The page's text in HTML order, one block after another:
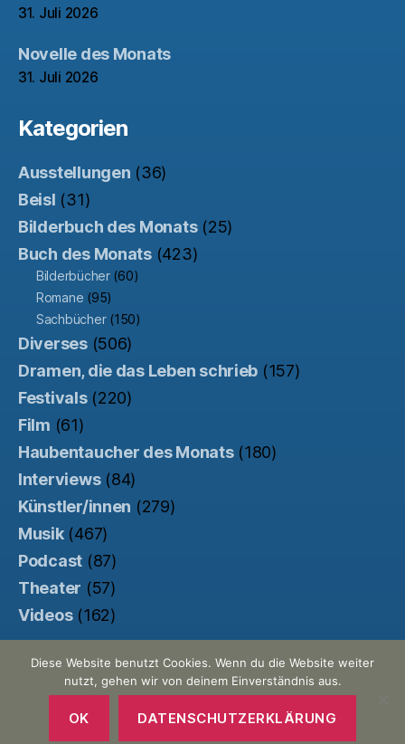
31. Juli 2026
Novelle des Monats
31. Juli 2026
Kategorien
Ausstellungen (36)
Beisl (31)
Bilderbuch des Monats(25)
Buch des Monats(423)
Bilderbücher(60)
Romane (95)
Sachbücher(150)
Diverses(506)
Dramen, die das Leben schrieb (157)
Festivals(220)
Film (61)
Haubentaucher des Monats(180)
Interviews(84)
Künstler/innen (279)
Musik(467)
Podcast (87)
Theater (57)
Videos(162)
© 2026Der Haubentaucher
Made with ♥ by Pretty Commercial/
Unterstützt von der
Kinowebsite Uncut
Nach oben
Diese Website benutzt Cookies. Wenn du die Website weiter
nutzt, gehen wir von deinem Einverständnis aus.
OK DATENSCHUTZERKLÄRUNG